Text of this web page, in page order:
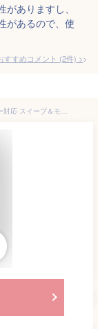
ありますし、
があるので、使
すすめコメント (2件) >
LyriFine くいつくるわいぱー本体 クイックルワイパー対応 スイープ＆モップ 1秒でパッド取り付け・取り外し 2イン1 乾湿両用フローリングワイパー フロアモップ＆スイープキット ウォータースクイジーモップ 床掃除用 モップ 汚れ ほこり 髪の毛対応 ドライパッド15枚 ウェットパッド4枚付き